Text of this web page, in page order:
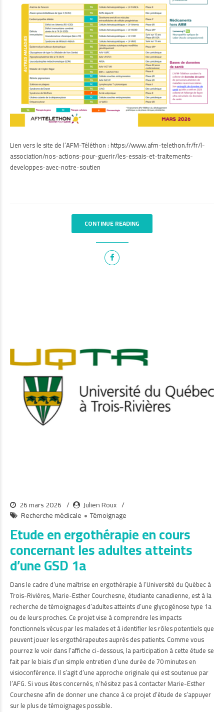
Lien vers le site de l’AFM-Téléthon : https://www.afm-telethon.fr/fr/l-
association/nos-actions-pour-guerir/les-essais-et-traitements-
developpes-avec-notre-soutien
CONTINUE READING
26 mars 2026
Julien Roux
Recherche médicale
Témoignage
Etude en ergothérapie en cours
concernant les adultes atteints
d’une GSD 1a
Dans le cadre d’une maîtrise en ergothérapie à l’Université du Québec à
Trois-Rivières, Marie-Esther Courchesne, étudiante canadienne, est à la
recherche de témoignages d’adultes atteints d’une glycogénose type 1a
ou de leurs proches. Ce projet vise à comprendre les impacts
fonctionnels vécus par les malades et à identifier les rôles potentiels que
peuvent jouer les ergothérapeutes auprès des patients. Comme vous
pourrez le voir dans l’affiche ci-dessous, la participation à cette étude se
fait par le biais d’un simple entretien d’une durée de 70 minutes en
visioconférence. Il s’agit d’une approche originale qui est soutenue par
l’AFG. Si vous êtes concernés, n’hésitez pas à contacter Marie-Esther
Courchesne afin de donner une chance à ce projet d’étude de s’appuyer
sur le plus de témoignages possible.